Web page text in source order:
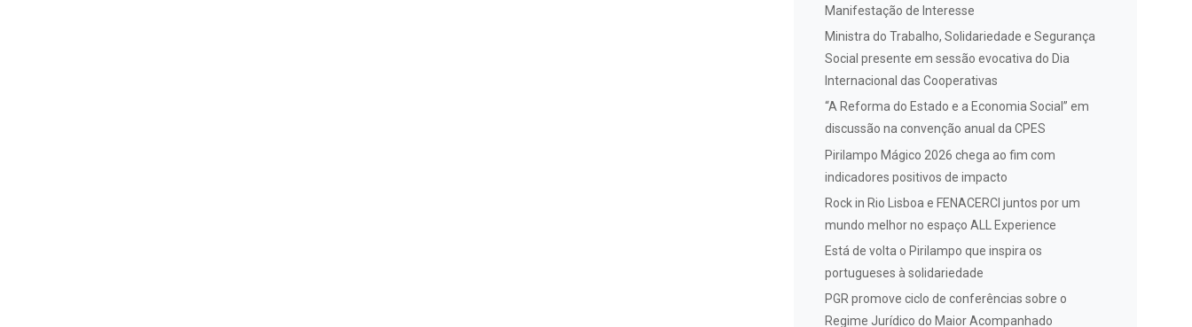
Manifestação de Interesse
Ministra do Trabalho, Solidariedade e Segurança
Social presente em sessão evocativa do Dia
Internacional das Cooperativas
“A Reforma do Estado e a Economia Social” em
discussão na convenção anual da CPES
Pirilampo Mágico 2026 chega ao fim com
indicadores positivos de impacto
Rock in Rio Lisboa e FENACERCI juntos por um
mundo melhor no espaço ALL Experience
Está de volta o Pirilampo que inspira os
portugueses à solidariedade
PGR promove ciclo de conferências sobre o
Regime Jurídico do Maior Acompanhado